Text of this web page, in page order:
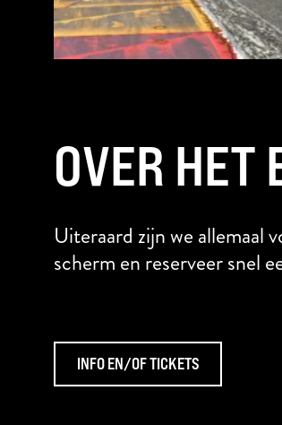
OVER HET
Uiteraard zijn we allemaal
scherm en reserveer snel
INFO EN/OF TICKETS